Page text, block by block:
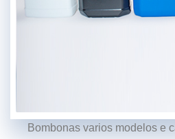
Bombonas varios modelos e